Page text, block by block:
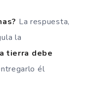
La respuesta,
la
tierra debe
él